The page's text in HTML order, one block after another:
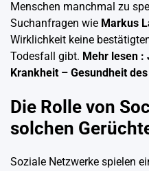
Menschen manchmal zu
Suchanfragen wie Markus
Wirklichkeit keine
Todesfall gibt. Mehr lesen :
Krankheit – Gesundheit
Die Rolle von
solchen
Soziale Netzwerke spielen